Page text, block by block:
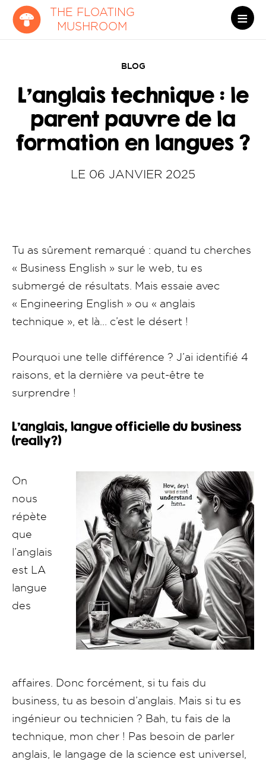
BLOG
L’anglais technique : le
parent pauvre de la
formation en langues ?
LE 06 JANVIER 2025
Tu as sûrement remarqué : quand tu cherches
« Business English » sur le web, tu es
submergé de résultats. Mais essaie avec
« Engineering English » ou « anglais
technique », et là… c’est le désert !
Pourquoi une telle différence ? J’ai identifié 4
raisons, et la dernière va peut-être te
surprendre !
L’anglais, langue officielle du business
(really?)
On
nous
répète
que
l’anglais
est LA
langue
des
affaires. Donc forcément, si tu fais du
business, tu as besoin d’anglais. Mais si tu es
ingénieur ou technicien ? Bah, tu fais de la
technique, mon cher ! Pas besoin de parler
anglais, le langage de la science est universel,
THE FLOATING
MUSHROOM